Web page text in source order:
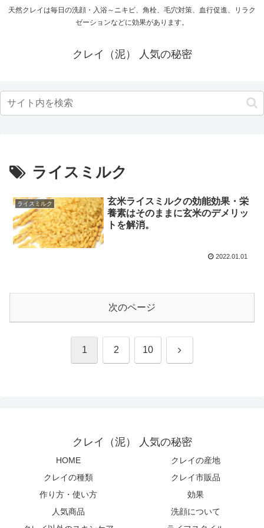
天然クレイは毎日の洗顔・入浴～ニキビ、角栓、毛穴対策、血行促進、リラク
ゼーションなどに効果があります。
クレイ（泥） 人気の秘密
ライスミルク
ライスミルク
玄米ライスミルクの効能効果・栄
養素はそのままに玄米のデメリッ
トを解消。
2022.01.01
次のページ
1 2 10 次
クレイ（泥） 人気の秘密
HOME
クレイの産地
クレイの種類
クレイ市販品
作り方・使い方
効果
人気商品
洗顔について